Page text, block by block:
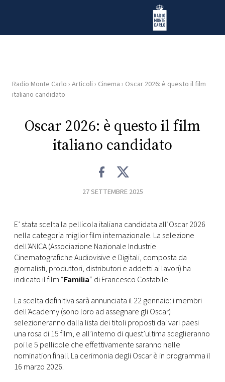
Radio Monte Carlo
HOME
RADIO
FOTO
CONCORSI
EVENTI
VIDEO
TV
Radio Monte Carlo › Articoli › Cinema › Oscar 2026: è questo il film
italiano candidato
Oscar 2026: è questo il film
italiano candidato
27 SETTEMBRE 2025
E’ stata scelta la pellicola italiana candidata all’Oscar 2026
nella categoria miglior film internazionale. La selezione
dell’ANICA (Associazione Nazionale Industrie
Cinematografiche Audiovisive e Digitali, composta da
giornalisti, produttori, distributori e addetti ai lavori) ha
indicato il film “Familia“ di Francesco Costabile.
La scelta definitiva sarà annunciata il 22 gennaio: i membri
dell’Academy (sono loro ad assegnare gli Oscar)
selezioneranno dalla lista dei titoli proposti dai vari paesi
una rosa di 15 film, e all’interno di quest’ultima sceglieranno
poi le 5 pellicole che effettivamente saranno nelle
nomination finali. La cerimonia degli Oscar è in programma il
16 marzo 2026.